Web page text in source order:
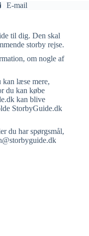
E-mail
til dig. Den skal
storby rejse.
om nogle af
kan læse mere,
du kan købe
kan blive
StorbyGuide.dk
du har spørgsmål,